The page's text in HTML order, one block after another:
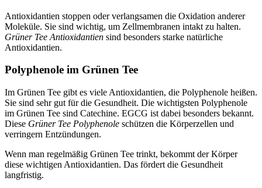
Antioxidantien stoppen oder verlangsamen die Oxidation anderer
Moleküle. Sie sind wichtig, um Zellmembranen intakt zu halten.
Grüner Tee Antioxidantien sind besonders starke natürliche
Antioxidantien.
Polyphenole im Grünen Tee
Im Grünen Tee gibt es viele Antioxidantien, die Polyphenole heißen.
Sie sind sehr gut für die Gesundheit. Die wichtigsten Polyphenole
im Grünen Tee sind Catechine. EGCG ist dabei besonders bekannt.
Diese Grüner Tee Polyphenole schützen die Körperzellen und
verringern Entzündungen.
Wenn man regelmäßig Grünen Tee trinkt, bekommt der Körper
diese wichtigen Antioxidantien. Das fördert die Gesundheit
langfristig.